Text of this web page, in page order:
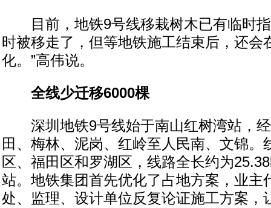
目前，地铁9号线移栽树木已有临时指
时被移走了，但等地铁施工结束后，还会
化。”高伟说。
全线少迁移6000棵
深圳地铁9号线始于南山红树湾站，经
田、梅林、泥岗、红岭至人民南、文锦。
区、福田区和罗湖区，线路全长约为
站。地铁集团首先优化了占地方案，业主
处、监理、设计单位反复论证施工方案，